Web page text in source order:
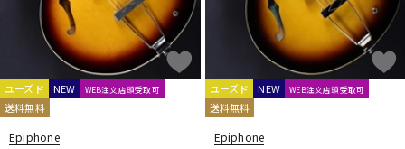
ユーズド NEW WEB注文店頭受取可
送料無料
Epiphone
ユーズド NEW WEB注文店頭受取可
送料無料
Epiphone